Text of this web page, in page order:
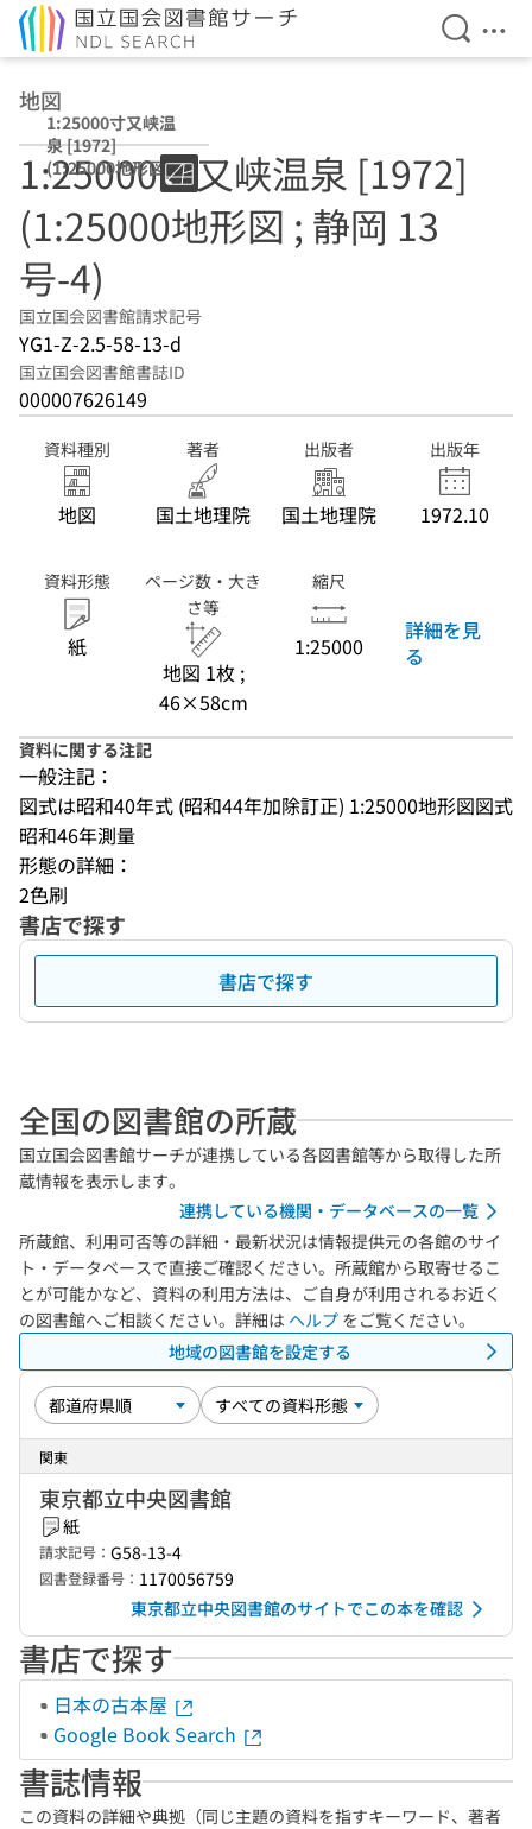
検索を
メ
地図
1:25000寸又峡温
泉 [1972]
(1:25000地形図 ;
静岡 13号-4)
1:25000寸又峡温泉 [1972]
(1:25000地形図 ; 静岡 13
号-4)
国立国会図書館請求記号
YG1-Z-2.5-58-13-d
国立国会図書館書誌ID
000007626149
資料種別
地図
著者
国土地理院
出版者
国土地理院
出版年
1972.10
資料形態
紙
ページ数・大き
さ等
地図 1枚 ;
46×58cm
縮尺
1:25000
詳細を見
る
資料に関する注記
一般注記：
図式は昭和40年式 (昭和44年加除訂正) 1:25000地形図図式
昭和46年測量
形態の詳細：
2色刷
書店で探す
書店で探す
全国の図書館の所蔵
国立国会図書館サーチが連携している各図書館等から取得した所
蔵情報を表示します。
連携している機関・データベースの一覧
所蔵館、利用可否等の詳細・最新状況は情報提供元の各館のサイ
ト・データベースで直接ご確認ください。所蔵館から取寄せるこ
とが可能かなど、資料の利用方法は、ご自身が利用されるお近く
の図書館へご相談ください。詳細は ヘルプ をご覧ください。
地域の図書館を設定する
関東
東京都立中央図書館
紙
請求記号： G58-13-4
図書登録番号： 1170056759
東京都立中央図書館のサイトでこの本を確認
書店で探す
日本の古本屋
Google Book Search
書誌情報
この資料の詳細や典拠（同じ主題の資料を指すキーワード、著者